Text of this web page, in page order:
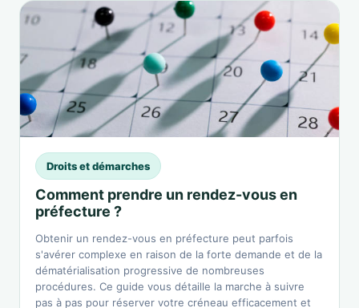
Droits et démarches
Comment prendre un rendez-vous en
préfecture ?
Obtenir un rendez-vous en préfecture peut parfois
s'avérer complexe en raison de la forte demande et de la
dématérialisation progressive de nombreuses
procédures. Ce guide vous détaille la marche à suivre
pas à pas pour réserver votre créneau efficacement et